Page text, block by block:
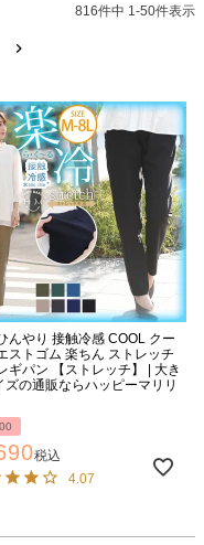
816件中 1-50件表示
んやり 接触冷感 COOL クー
ストゴム 楽ちん ストレッチ
ギパン 【ストレッチ】 | 大き
ズの通販ならハッピーマリリ
税込
4.07